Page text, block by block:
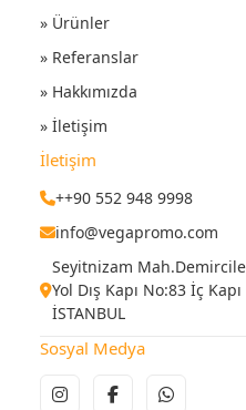
» Ürünler
» Referanslar
» Hakkımızda
» İletişim
İletişim
++90 552 948 9998
info@vegapromo.com
Seyitnizam
Yol Dış Kapı No:83 İç
İSTANBUL
Sosyal Medya